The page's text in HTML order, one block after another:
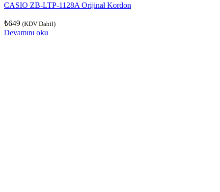
CASIO ZB-LTP-1128A Orijinal Kordon
₺649 (KDV Dahil)
Devamını oku